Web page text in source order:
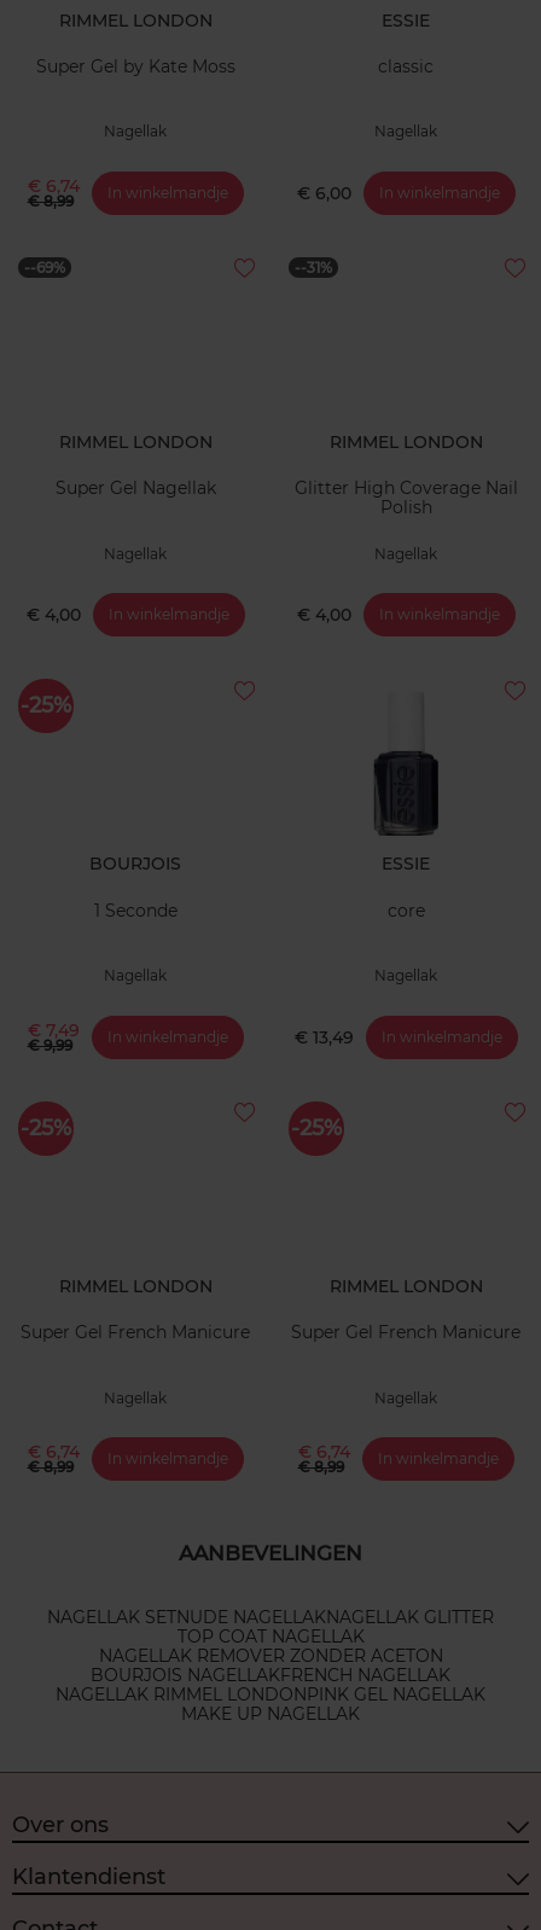
RIMMEL LONDON
Super Gel by Kate Moss
Nagellak
€ 6,74
€ 8,99 In winkelmandje
ESSIE
classic
Nagellak
€ 6,00 In winkelmandje
--69%
RIMMEL LONDON
Super Gel Nagellak
Nagellak
€ 4,00 In winkelmandje
--31%
RIMMEL LONDON
Glitter High Coverage Nail
Polish
Nagellak
€ 4,00 In winkelmandje
-25%
BOURJOIS
1 Seconde
Nagellak
€ 7,49
€ 9,99 In winkelmandje
ESSIE
core
Nagellak
€ 13,49 In winkelmandje
-25%
RIMMEL LONDON
Super Gel French Manicure
Nagellak
€ 6,74
€ 8,99 In winkelmandje
-25%
RIMMEL LONDON
Super Gel French Manicure
Nagellak
€ 6,74
€ 8,99 In winkelmandje
AANBEVELINGEN
NAGELLAK SETNUDE NAGELLAKNAGELLAK GLITTER
TOP COAT NAGELLAK
NAGELLAK REMOVER ZONDER ACETON
BOURJOIS NAGELLAKFRENCH NAGELLAK
NAGELLAK RIMMEL LONDONPINK GEL NAGELLAK
MAKE UP NAGELLAK
Over ons
Klantendienst